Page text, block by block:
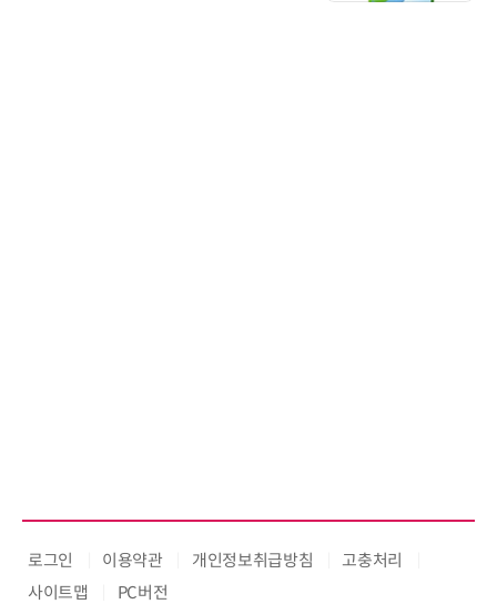
로그인 이용약관 개인정보취급방침
고충처리
사이트맵
PC버전